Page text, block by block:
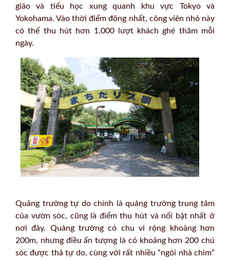
giáo và tiểu học xung quanh khu vực Tokyo và
Yokohama. Vào thời điểm đông nhất, công viên nhỏ này
có thể thu hút hơn 1.000 lượt khách ghé thăm mỗi
ngày.
Quảng trường tự do chính là quảng trường trung tâm
của vườn sóc, cũng là điểm thu hút và nổi bật nhất ở
nơi đây. Quảng trường có chu vi rộng khoảng hơn
200m, nhưng điều ấn tượng là có khoảng hơn 200 chú
sóc được thả tự do, cùng với rất nhiều “ngôi nhà chim”